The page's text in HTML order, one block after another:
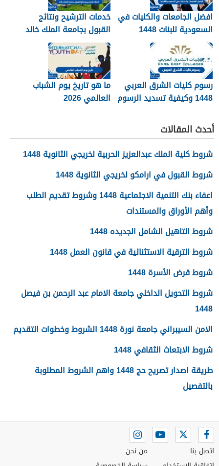
افضل الجامعات والكليات في
السعودية للبنات 1448
خدمات الترشيح ونتائج
القبول بجامعة الملك خالد
1448
رسوم كليات الشرق العربي
1448 وكيفية تسديد الرسوم
ما هو تاريخ يوم الشباب
العالمي 2026
أحدث المقالات
شروط كلية الملك عبدالعزيز الحربية لخريجي الثانوية 1448
شروط القبول في ارامكو لخريجي الثانوية 1448
اعفاء بنك التنمية الاجتماعية 1448 وشروط تقديم الطلب
وأهم الأوراق والمستندات
شروط التاهيل الشامل الجديده 1448
شروط الترقية الاستثنائية في قانون العمل 1448
شروط قرض الأسرة 1448
شروط التحويل الداخلي جامعة الامام عبد الرحمن بن فيصل
1448
الامن السيبراني جامعة نورة 1448 الشروط وخطوات التقديم
شروط الابتعاث الثقافي 1448
طريقة اصدار تصريح حج 1448 واهم الشروط المطلوبة
بالتفصيل
اتصل بنا
من نحن